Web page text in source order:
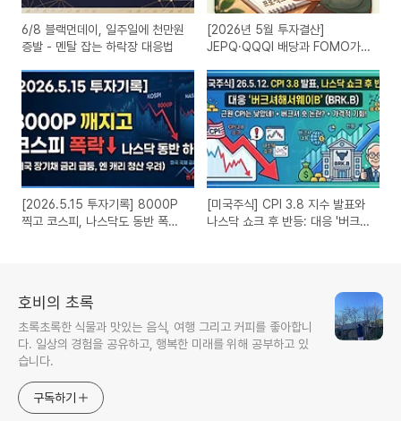
6/8 블랙먼데이, 일주일에 천만원
증발 - 멘탈 잡는 하락장 대응법
[2026년 5월 투자결산]
JEPQ·QQQI 배당과 FOMO가
우B, 삼성전자우)
[2026.5.15 투자기록] 8000P
찍고 코스피, 나스닥도 동반 폭락
[미국주식] CPI 3.8 지수 발표와
나스닥 쇼크 후 반등: 대응 '버크셔
호비의 초록
초록초록한 식물과 맛있는 음식, 여행 그리고 커피를 좋아합니
다. 일상의 경험을 공유하고, 행복한 미래를 위해 공부하고 있
습니다.
구독하기